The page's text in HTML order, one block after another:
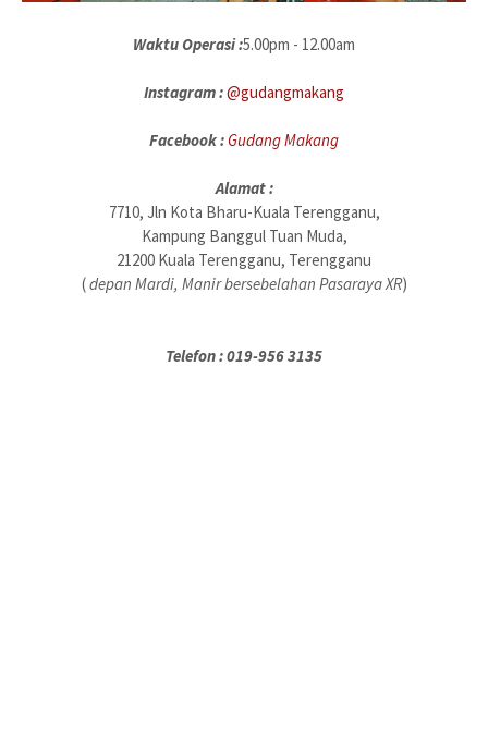
Waktu Operasi :5.00pm - 12.00am
Instagram :@gudangmakang
Facebook :Gudang Makang
Alamat :
7710, Jln Kota Bharu-Kuala Terengganu,
Kampung Banggul Tuan Muda,
21200 Kuala Terengganu, Terengganu
(depan Mardi, Manir bersebelahan Pasaraya XR)
Telefon :019-956 3135